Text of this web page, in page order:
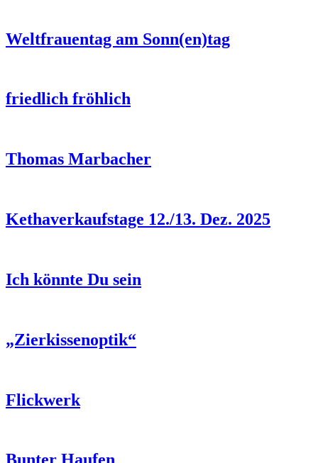
Weltfrauentag am Sonn(en)tag
friedlich fröhlich
Thomas Marbacher
Kethaverkaufstage 12./13. Dez. 2025
Ich könnte Du sein
„Zierkissenoptik“
Flickwerk